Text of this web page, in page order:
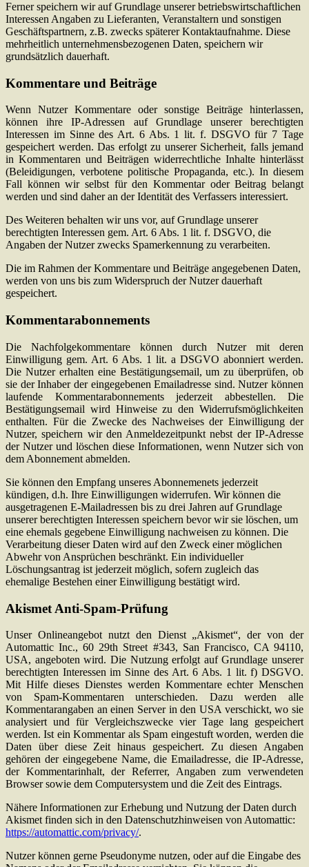
Ferner speichern wir auf Grundlage unserer betriebswirtschaftlichen
Interessen Angaben zu Lieferanten, Veranstaltern und sonstigen
Geschäftspartnern, z.B. zwecks späterer Kontaktaufnahme. Diese
mehrheitlich unternehmensbezogenen Daten, speichern wir
grundsätzlich dauerhaft.
Kommentare und Beiträge
Wenn Nutzer Kommentare oder sonstige Beiträge hinterlassen,
können ihre IP-Adressen auf Grundlage unserer berechtigten
Interessen im Sinne des Art. 6 Abs. 1 lit. f. DSGVO für 7 Tage
gespeichert werden. Das erfolgt zu unserer Sicherheit, falls jemand
in Kommentaren und Beiträgen widerrechtliche Inhalte hinterlässt
(Beleidigungen, verbotene politische Propaganda, etc.). In diesem
Fall können wir selbst für den Kommentar oder Beitrag belangt
werden und sind daher an der Identität des Verfassers interessiert.
Des Weiteren behalten wir uns vor, auf Grundlage unserer
berechtigten Interessen gem. Art. 6 Abs. 1 lit. f. DSGVO, die
Angaben der Nutzer zwecks Spamerkennung zu verarbeiten.
Die im Rahmen der Kommentare und Beiträge angegebenen Daten,
werden von uns bis zum Widerspruch der Nutzer dauerhaft
gespeichert.
Kommentarabonnements
Die Nachfolgekommentare können durch Nutzer mit deren
Einwilligung gem. Art. 6 Abs. 1 lit. a DSGVO abonniert werden.
Die Nutzer erhalten eine Bestätigungsemail, um zu überprüfen, ob
sie der Inhaber der eingegebenen Emailadresse sind. Nutzer können
laufende Kommentarabonnements jederzeit abbestellen. Die
Bestätigungsemail wird Hinweise zu den Widerrufsmöglichkeiten
enthalten. Für die Zwecke des Nachweises der Einwilligung der
Nutzer, speichern wir den Anmeldezeitpunkt nebst der IP-Adresse
der Nutzer und löschen diese Informationen, wenn Nutzer sich von
dem Abonnement abmelden.
Sie können den Empfang unseres Abonnemenets jederzeit
kündigen, d.h. Ihre Einwilligungen widerrufen. Wir können die
ausgetragenen E-Mailadressen bis zu drei Jahren auf Grundlage
unserer berechtigten Interessen speichern bevor wir sie löschen, um
eine ehemals gegebene Einwilligung nachweisen zu können. Die
Verarbeitung dieser Daten wird auf den Zweck einer möglichen
Abwehr von Ansprüchen beschränkt. Ein individueller
Löschungsantrag ist jederzeit möglich, sofern zugleich das
ehemalige Bestehen einer Einwilligung bestätigt wird.
Akismet Anti-Spam-Prüfung
Unser Onlineangebot nutzt den Dienst „Akismet“, der von der
Automattic Inc., 60 29th Street #343, San Francisco, CA 94110,
USA, angeboten wird. Die Nutzung erfolgt auf Grundlage unserer
berechtigten Interessen im Sinne des Art. 6 Abs. 1 lit. f) DSGVO.
Mit Hilfe dieses Dienstes werden Kommentare echter Menschen
von Spam-Kommentaren unterschieden. Dazu werden alle
Kommentarangaben an einen Server in den USA verschickt, wo sie
analysiert und für Vergleichszwecke vier Tage lang gespeichert
werden. Ist ein Kommentar als Spam eingestuft worden, werden die
Daten über diese Zeit hinaus gespeichert. Zu diesen Angaben
gehören der eingegebene Name, die Emailadresse, die IP-Adresse,
der Kommentarinhalt, der Referrer, Angaben zum verwendeten
Browser sowie dem Computersystem und die Zeit des Eintrags.
Nähere Informationen zur Erhebung und Nutzung der Daten durch
Akismet finden sich in den Datenschutzhinweisen von Automattic:
https://automattic.com/privacy/.
Nutzer können gerne Pseudonyme nutzen, oder auf die Eingabe des